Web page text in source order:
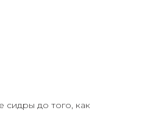
сидры до того, как